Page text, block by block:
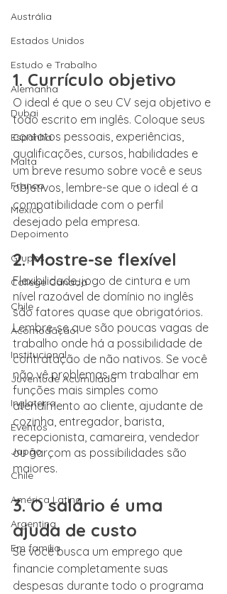
Austrália
Estados Unidos
Estudo e Trabalho
Alemanha
Dubai
Espanha
Malta
França
México
Depoimento
Grupos
College Canadá
Chile
Acomodação
Institucional
Juventude Acumulada
Inglaterra
Eventos
Japão
Chile
América Latina
Argentina
Em família
1. Currículo objetivo
O ideal é que o seu CV seja objetivo e
todo escrito em inglês. Coloque seus
contatos pessoais, experiências,
qualificações, cursos, habilidades e
um breve resumo sobre você e seus
objetivos, lembre-se que o ideal é a
compatibilidade com o perfil
desejado pela empresa.
2. Mostre-se flexível
Flexibilidade, jogo de cintura e um
nível razoável de domínio no inglês
são fatores quase que obrigatórios.
Lembre-se que são poucas vagas de
trabalho onde há a possibilidade de
contratação de não nativos. Se você
não vê problemas em trabalhar em
funções mais simples como
atendimento ao cliente, ajudante de
cozinha, entregador, barista,
recepcionista, camareira, vendedor
ou garçom as possibilidades são
maiores.
3. O salário é uma
ajuda de custo
Se você busca um emprego que
financie completamente suas
despesas durante todo o programa